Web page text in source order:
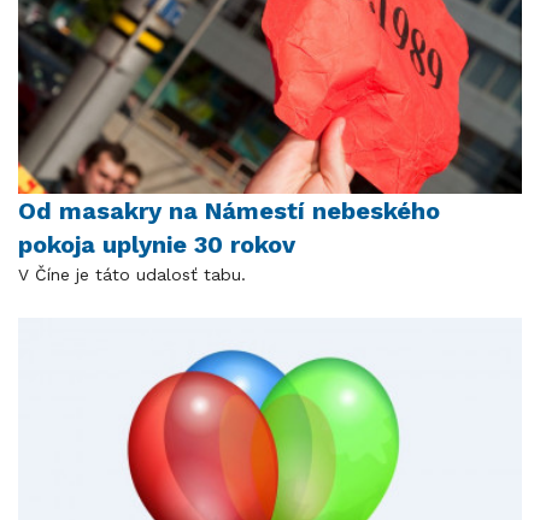
Od masakry na Námestí nebeského
pokoja uplynie 30 rokov
V Číne je táto udalosť tabu.